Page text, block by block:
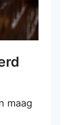
maag